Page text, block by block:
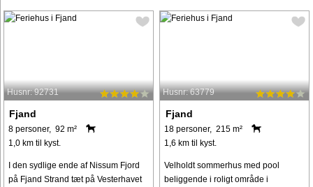
Husnr: 92731
Fjand
8 personer, 92 m²
1,0 km til kyst.
I den sydlige ende af Nissum Fjord
på Fjand Strand tæt på Vesterhavet
Husnr: 63779
Fjand
18 personer, 215 m²
1,6 km til kyst.
Velholdt sommerhus med pool
beliggende i roligt område i